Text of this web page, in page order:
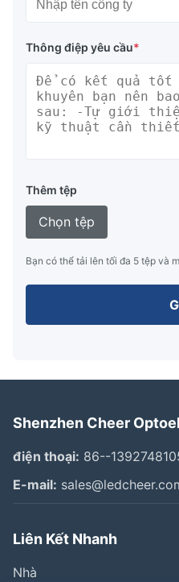
Thông điệp yêu cầu*
Thêm tệp
Chọn tệp
Bạn có thể tải lên tối đa 5 tệp và
Shenzhen Cheer
điện thoại: 86--
E-mail:
Liên Kết Nhanh
Nhà